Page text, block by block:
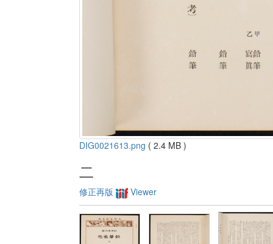
DIG0021613.png ( 2.4 MB )
二
修正再版 Viewer